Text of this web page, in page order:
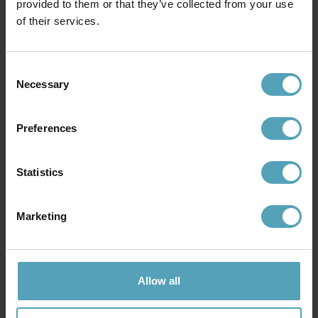
provided to them or that they’ve collected from your use
of their services.
Selection
Necessary
Preferences
Statistics
Marketing
Allow all
KONSTSMIDE
Veil. kr 2 259
Andre kjøpte også